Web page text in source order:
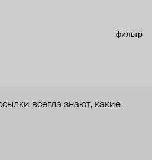
фильтр
всегда знают, какие